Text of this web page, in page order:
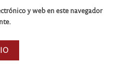
y web en este navegador